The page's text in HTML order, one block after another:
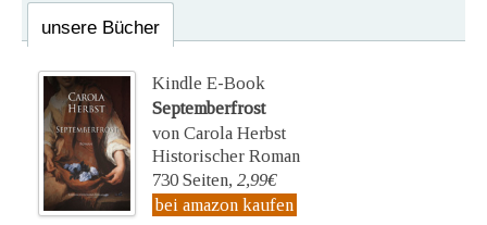
unsere Bücher
Kindle E-Book
Septemberfrost
von Carola Herbst
Historischer Roman
730 Seiten, 2,99€
bei amazon kaufen